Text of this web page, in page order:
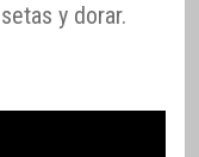
y dorar.